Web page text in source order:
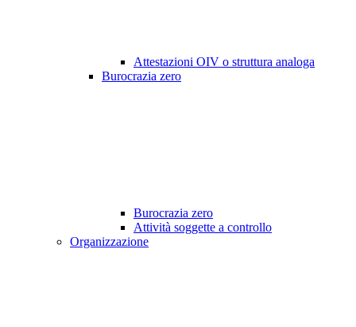
Attestazioni OIV o struttura analoga
Burocrazia zero
Burocrazia zero
Attività soggette a controllo
Organizzazione